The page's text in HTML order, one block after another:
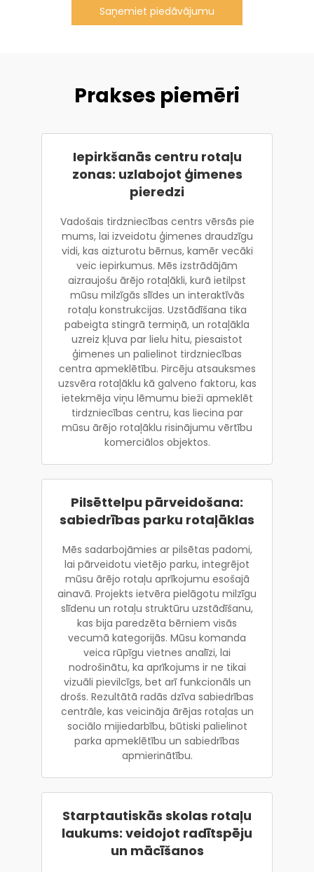
Saņemiet piedāvājumu
Prakses piemēri
Iepirkšanās centru rotaļu
zonas: uzlabojot ģimenes
pieredzi
Vadošais tirdzniecības centrs vērsās pie
mums, lai izveidotu ģimenes draudzīgu
vidi, kas aizturotu bērnus, kamēr vecāki
veic iepirkumus. Mēs izstrādājām
aizraujošu ārējo rotaļākli, kurā ietilpst
mūsu milzīgās slīdes un interaktīvās
rotaļu konstrukcijas. Uzstādīšana tika
pabeigta stingrā termiņā, un rotaļākla
uzreiz kļuva par lielu hitu, piesaistot
ģimenes un palielinot tirdzniecības
centra apmeklētību. Pircēju atsauksmes
uzsvēra rotaļāklu kā galveno faktoru, kas
ietekmēja viņu lēmumu bieži apmeklēt
tirdzniecības centru, kas liecina par
mūsu ārējo rotaļāklu risinājumu vērtību
komerciālos objektos.
Pilsēttelpu pārveidošana:
sabiedrības parku rotaļāklas
Mēs sadarbojāmies ar pilsētas padomi,
lai pārveidotu vietējo parku, integrējot
mūsu ārējo rotaļu aprīkojumu esošajā
ainavā. Projekts ietvēra pielāgotu milzīgu
slīdenu un rotaļu struktūru uzstādīšanu,
kas bija paredzēta bērniem visās
vecumā kategorijās. Mūsu komanda
veica rūpīgu vietnes analīzi, lai
nodrošinātu, ka aprīkojums ir ne tikai
vizuāli pievilcīgs, bet arī funkcionāls un
drošs. Rezultātā radās dzīva sabiedrības
centrāle, kas veicināja ārējas rotaļas un
sociālo mijiedarbību, būtiski palielinot
parka apmeklētību un sabiedrības
apmierinātību.
Starptautiskās skolas rotaļu
laukums: veidojot radītspēju
un mācīšanos